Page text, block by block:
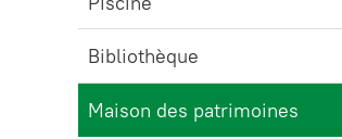
Bibliothèque
Maison des patrimoines